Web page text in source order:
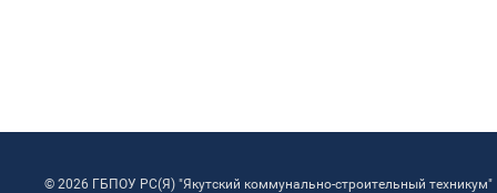
© 2026 ГБПОУ РС(Я) "Якутский коммунально-строительный техникум"